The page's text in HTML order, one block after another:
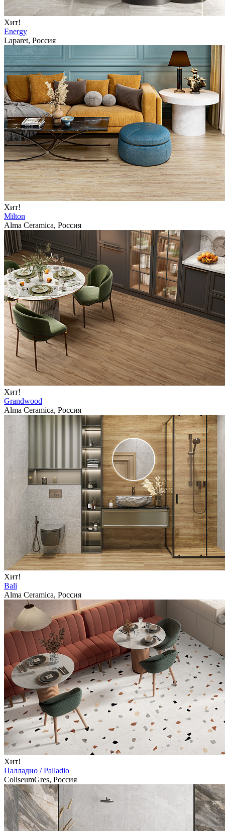
Хит!
Energy
Laparet, Россия
Хит!
Milton
Alma Ceramica, Россия
Хит!
Grandwood
Alma Ceramica, Россия
Хит!
Bali
Alma Ceramica, Россия
Хит!
Палладио / Palladio
ColiseumGres, Россия